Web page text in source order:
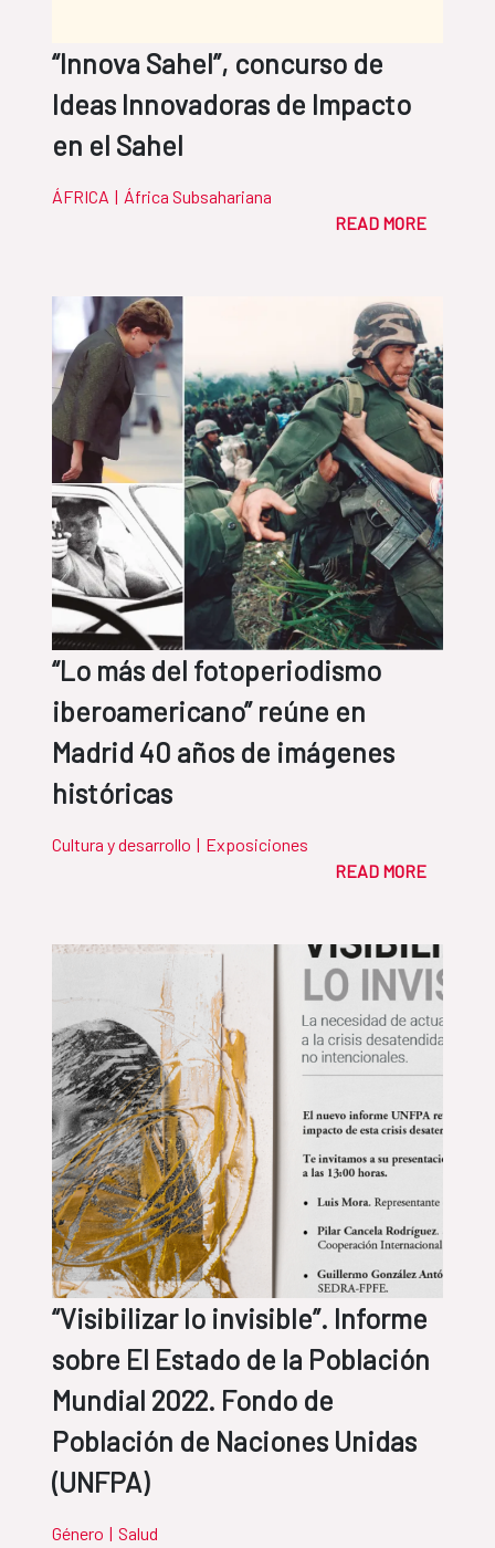
“Innova Sahel”, concurso de
Ideas Innovadoras de Impacto
en el Sahel
ÁFRICA | África Subsahariana
READ MORE
“Lo más del fotoperiodismo
iberoamericano” reúne en
Madrid 40 años de imágenes
históricas
Cultura y desarrollo | Exposiciones
READ MORE
“Visibilizar lo invisible”. Informe
sobre El Estado de la Población
Mundial 2022. Fondo de
Población de Naciones Unidas
(UNFPA)
Género | Salud